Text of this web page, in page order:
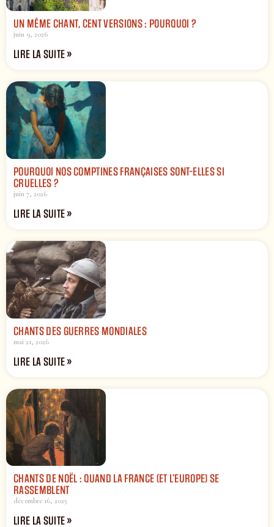
UN MÊME CHANT, CENT VERSIONS : POURQUOI ?
juin 9, 2026
LIRE LA SUITE »
POURQUOI NOS COMPTINES FRANÇAISES SONT-ELLES SI
CRUELLES ?
juin 7, 2026
LIRE LA SUITE »
CHANTS DES GUERRES MONDIALES
mai 21, 2026
LIRE LA SUITE »
CHANTS DE NOËL : QUAND LA FRANCE (ET L’EUROPE) SE
RASSEMBLENT
décembre 16, 2025
LIRE LA SUITE »